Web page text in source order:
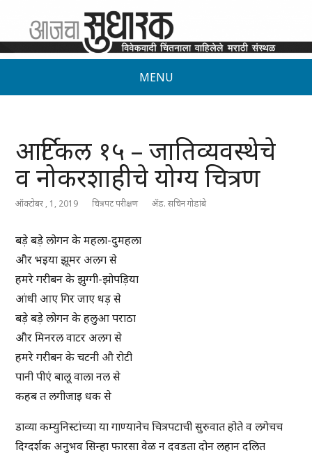
MENU
आर्टिकल १५ – जातिव्यवस्थेचे
व नोकरशाहीचे योग्य चित्रण
ऑक्टोबर , 1, 2019 चित्रपट परीक्षण ॲड. सचिन गोडांबे
बड़े बड़े लोगन के महला-दुमहला
और भइया झूमर अलग से
हमरे गरीबन के झुग्गी-झोपड़िया
आंधी आए गिर जाए धड़ से
बड़े बड़े लोगन के हलुआ पराठा
और मिनरल वाटर अलग से
हमरे गरीबन के चटनी औ रोटी
पानी पीएं बालू वाला नल से
कहब त लगीजाइ धक से
डाव्या कम्युनिस्टांच्या या गाण्यानेच चित्रपटाची सुरुवात होते व लगेचच
दिग्दर्शक अनुभव सिन्हा फारसा वेळ न दवडता दोन लहान दलित